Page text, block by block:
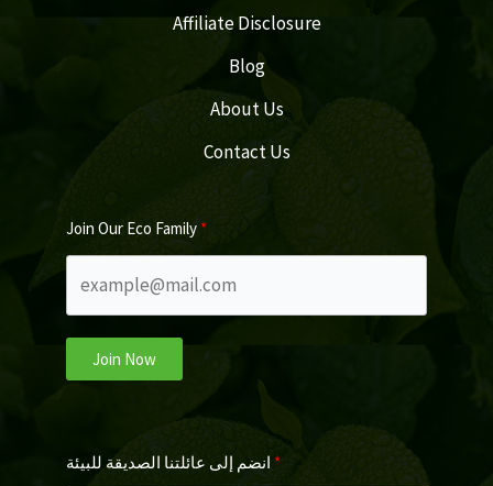
Affiliate Disclosure
Blog
About Us
Contact Us
Join Our Eco Family
Join Now
انضم إلى عائلتنا الصديقة للبيئة